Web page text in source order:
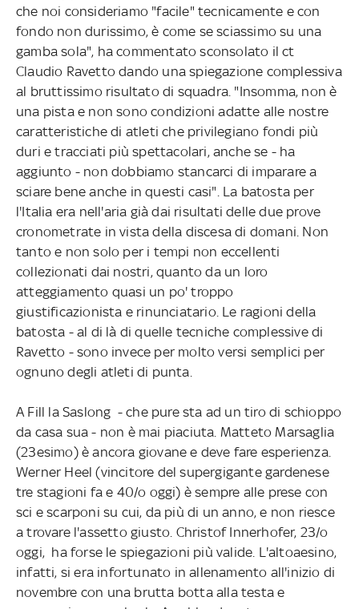
che noi consideriamo "facile" tecnicamente e con
fondo non durissimo, è come se sciassimo su una
gamba sola", ha commentato sconsolato il ct
Claudio Ravetto dando una spiegazione complessiva
al bruttissimo risultato di squadra. "Insomma, non è
una pista e non sono condizioni adatte alle nostre
caratteristiche di atleti che privilegiano fondi più
duri e tracciati più spettacolari, anche se - ha
aggiunto - non dobbiamo stancarci di imparare a
sciare bene anche in questi casi". La batosta per
l'Italia era nell'aria già dai risultati delle due prove
cronometrate in vista della discesa di domani. Non
tanto e non solo per i tempi non eccellenti
collezionati dai nostri, quanto da un loro
atteggiamento quasi un po' troppo
giustificazionista e rinunciatario. Le ragioni della
batosta - al di là di quelle tecniche complessive di
Ravetto - sono invece per molto versi semplici per
ognuno degli atleti di punta.
A Fill la Saslong - che pure sta ad un tiro di schioppo
da casa sua - non è mai piaciuta. Matteto Marsaglia
(23esimo) è ancora giovane e deve fare esperienza.
Werner Heel (vincitore del supergigante gardenese
tre stagioni fa e 40/o oggi) è sempre alle prese con
sci e scarponi su cui, da più di un anno, e non riesce
a trovare l'assetto giusto. Christof Innerhofer, 23/o
oggi, ha forse le spiegazioni più valide. L'altoaesino,
infatti, si era infortunato in allenamento all'inizio di
novembre con una brutta botta alla testa e